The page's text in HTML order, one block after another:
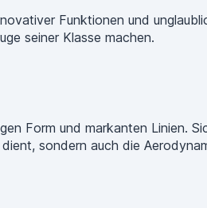
Funktionen und
seiner Klasse machen.
Form und markanten Linien.
sondern auch die